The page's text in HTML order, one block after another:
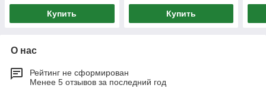
Купить Купить
О нас
Рейтинг не сформирован
Менее 5 отзывов за последний год